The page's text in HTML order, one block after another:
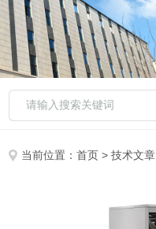
当前位置：首页 > 技术文章